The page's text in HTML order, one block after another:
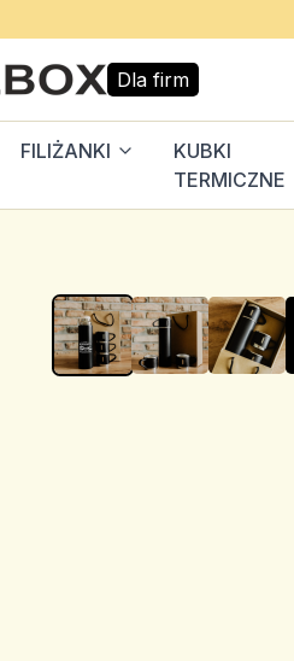
Dla firm
FILIŻANKI
KUBKI
TERMICZNE